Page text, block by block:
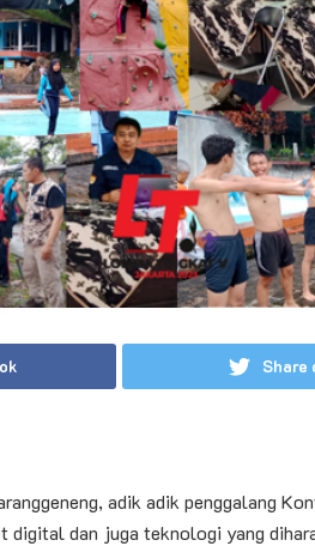
Share
adik adik penggalang
dan juga teknologi yang